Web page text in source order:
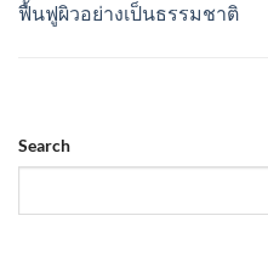
ฟื้นฟูผิวอย่างเป็นธรรมชาติ
Search